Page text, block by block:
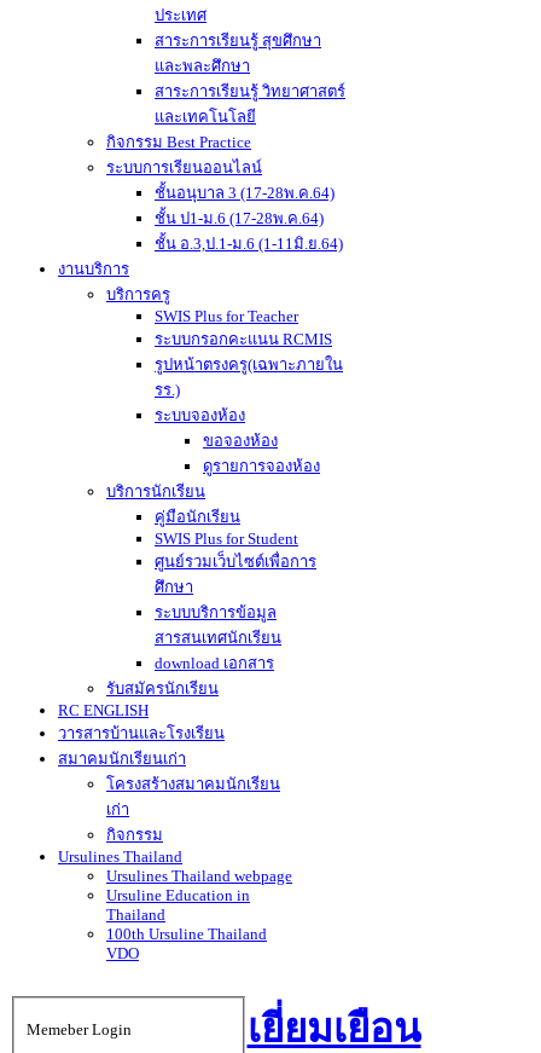
ประเทศ
สาระการเรียนรู้ สุขศึกษา
และพละศึกษา
สาระการเรียนรู้ วิทยาศาสตร์
และเทคโนโลยี
กิจกรรม Best Practice
ระบบการเรียนออนไลน์
ชั้นอนุบาล 3 (17-28พ.ค.64)
ชั้น ป1-ม.6 (17-28พ.ค.64)
ชั้น อ.3,ป.1-ม.6 (1-11มิ.ย.64)
งานบริการ
บริการครู
SWIS Plus for Teacher
ระบบกรอกคะแนน RCMIS
รูปหน้าตรงครู(เฉพาะภายใน
รร.)
ระบบจองห้อง
ขอจองห้อง
ดูรายการจองห้อง
บริการนักเรียน
คู่มือนักเรียน
SWIS Plus for Student
ศูนย์รวมเว็บไซต์เพื่อการ
ศึกษา
ระบบบริการข้อมูล
สารสนเทศนักเรียน
download เอกสาร
รับสมัครนักเรียน
RC ENGLISH
วารสารบ้านและโรงเรียน
สมาคมนักเรียนเก่า
โครงสร้างสมาคมนักเรียน
เก่า
กิจกรรม
Ursulines Thailand
Ursulines Thailand webpage
Ursuline Education in
Thailand
100th Ursuline Thailand
VDO
Memeber Login
เยี่ยมเยือน